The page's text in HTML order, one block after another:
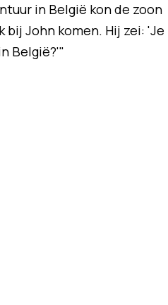
in België kon de zoon
bij John komen. Hij zei: 'Je
België?'"